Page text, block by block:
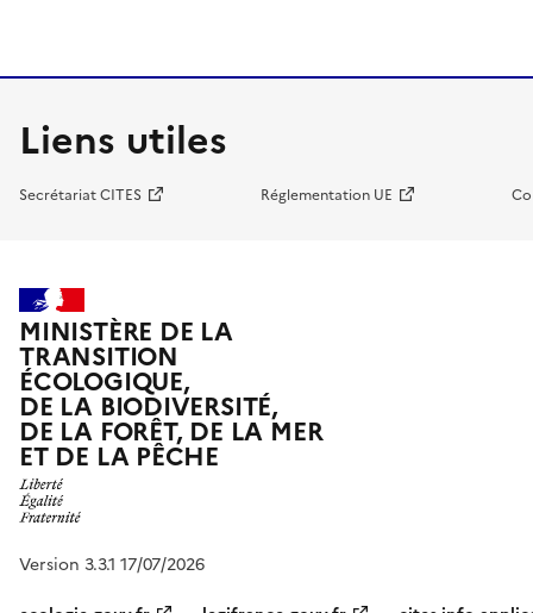
Liens utiles
Secrétariat CITES Réglementation UE
MINISTÈRE DE LA
TRANSITION
ÉCOLOGIQUE,
DE LA BIODIVERSITÉ,
DE LA FORÊT, DE LA MER
ET DE LA PÊCHE
Version 3.3.1 17/07/2026